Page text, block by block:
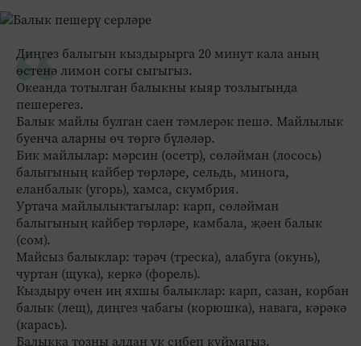
Диңгез балыгын кыздырырга 20 минут кала аның
өстенә лимон согы сыгыгыз.
Океанда тотылган балыкны кыяр тозлыгында
пешерегез.
Балык майлы булган саен тәмлерәк пешә. Майлылык
буенча аларны өч төргә бүләләр.
Бик майлылар: мәрсин (осетр), сөләйман (лосось)
балыгының кайбер төрләре, сельдь, минога,
еланбалык (угорь), хамса, скумбрия.
Уртача майлылыктагылар: карп, сөләйман
балыгының кайбер төрләре, камбала, җәен балык
(сом).
Майсыз балыклар: тәрәч (треска), алабуга (окунь),
чуртан (щука), керкә (форель).
Кыздыру өчен иң яхшы балыклар: карп, сазан, корбан
балык (лещ), диңгез чабагы (корюшка), навага, кәрәкә
(карась).
Балыкка тозны алдан ук сибеп куймагыз.